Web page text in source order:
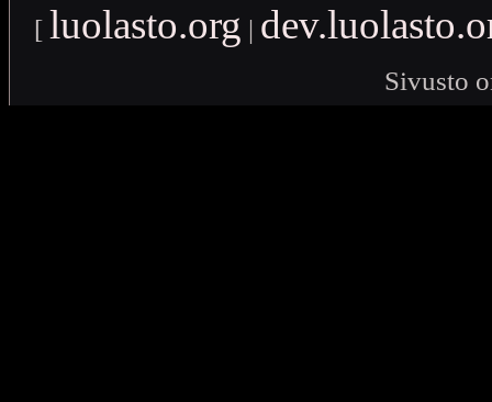
[ luolasto.org |
Sivusto